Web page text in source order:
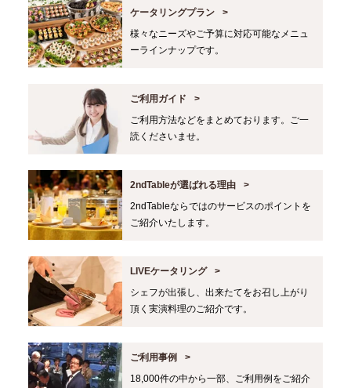
ケータリングプラン
様々なニーズやご予算に対応可能なメニュ
ーラインナップです。
ご利用ガイド
ご利用方法などをまとめております。ご一
読くださいませ。
2ndTableが選ばれる理由
2ndTableならではのサービスのポイントを
ご紹介いたします。
LIVEケータリング
シェフが出張し、出来たてをお召し上がり
頂く実演料理のご紹介です。
ご利用事例
18,000件の中から一部、ご利用例をご紹介